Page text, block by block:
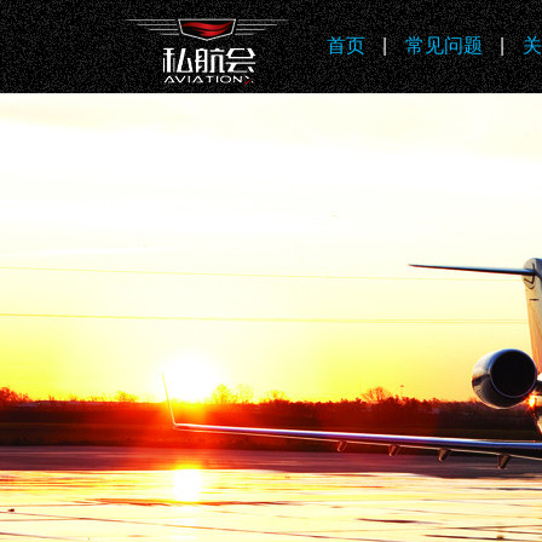
首页 | 常见问题 |